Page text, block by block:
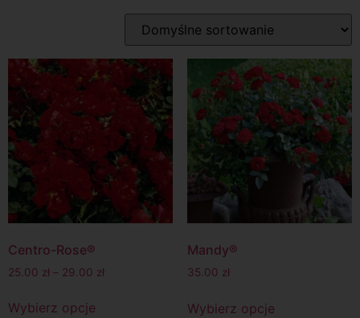
Centro-Rose®
25.00 zł – 29.00 zł
Wybierz opcje
Mandy®
35.00 zł
Wybierz opcje